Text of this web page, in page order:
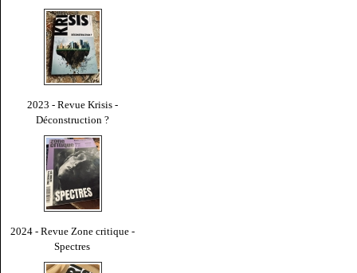
2023 - Revue Krisis -
Déconstruction ?
2024 - Revue Zone critique -
Spectres